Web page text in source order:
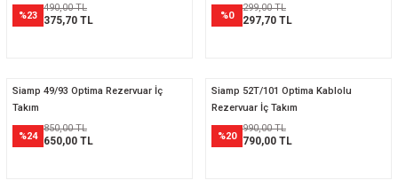
%23
490,00 TL
375,70 TL %0
299,00 TL
297,70 TL
Siamp 49/93 Optima Rezervuar İç
Takım
%24
850,00 TL
650,00 TL
Siamp 52T/101 Optima Kablolu
Rezervuar İç Takım
%20
990,00 TL
790,00 TL